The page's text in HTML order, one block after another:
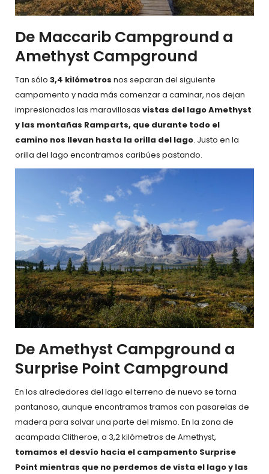
De Maccarib Campground a
Amethyst Campground
Tan sólo 3,4 kilómetros nos separan del siguiente
campamento y nada más comenzar a caminar, nos dejan
impresionados las maravillosas vistas del lago Amethyst
y las montañas Ramparts, que durante todo el
camino nos llevan hasta la orilla del lago. Justo en la
orilla del lago encontramos caribúes pastando.
De Amethyst Campground a
Surprise Point Campground
En los alrededores del lago el terreno de nuevo se torna
pantanoso, aunque encontramos tramos con pasarelas de
madera para salvar una parte del mismo. En la zona de
acampada Clitheroe, a 3,2 kilómetros de Amethyst,
tomamos el desvío hacia el campamento Surprise
Point mientras que no perdemos de vista el lago y las